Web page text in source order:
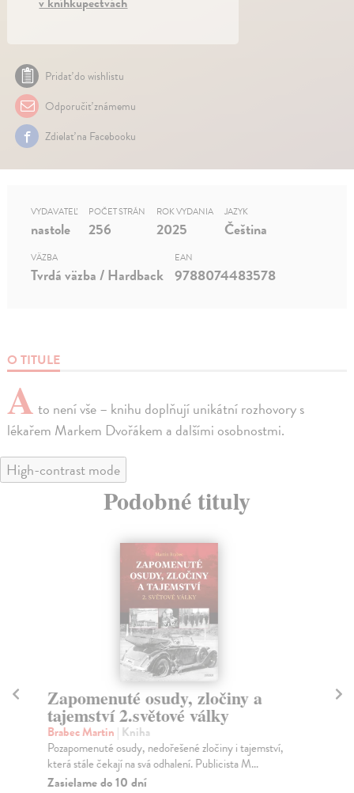
Pridať do wishlistu
Odporučiť známemu
Zdielať na Facebooku
O TITULE
A to není vše – knihu doplňují unikátní rozhovory s
lékařem Markem Dvořákem a dalšími osobnostmi.
VYDAVATEĽ
nastole
POČET STRÁN
256
ROK VYDANIA
2025
JAZYK
Čeština
VÄZBA
Tvrdá väzba / Hardback
EAN
9788074483578
High-contrast mode
Podobné tituly
Zapomenuté osudy, zločiny a
tajemství 2.světové války
Brabec Martin | Kniha
Pozapomenuté osudy, nedořešené zločiny i tajemství,
která stále čekají na svá odhalení. Publicista M...
Zasielame do 10 dní